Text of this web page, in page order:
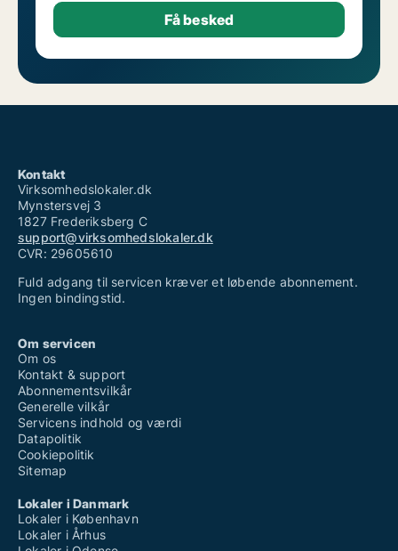
Kontakt
Virksomhedslokaler.dk
Mynstersvej 3
1827 Frederiksberg C
support@virksomhedslokaler.dk
CVR: 29605610
Fuld adgang til servicen kræver et løbende abonnement.
Ingen bindingstid.
Om servicen
Om os
Kontakt & support
Abonnementsvilkår
Generelle vilkår
Servicens indhold og værdi
Datapolitik
Cookiepolitik
Sitemap
Lokaler i Danmark
Lokaler i København
Lokaler i Århus